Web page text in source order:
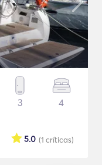
3 4
(1 críticas)
5.0